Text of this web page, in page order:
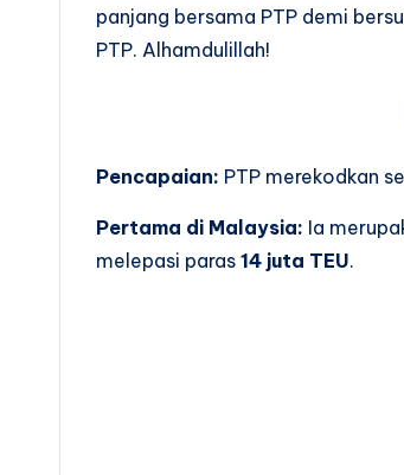
panjang bersama PTP demi
PTP. Alhamdulillah!
Pencapaian: PTP merekodkan
Pertama di Malaysia: Ia
melepasi paras 14 juta TEU.